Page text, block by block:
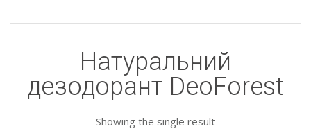
Натуральний
дезодорант DeoForest
Showing the single result